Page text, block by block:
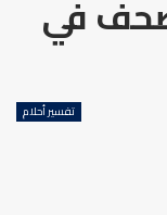
في
تفسير أحلام